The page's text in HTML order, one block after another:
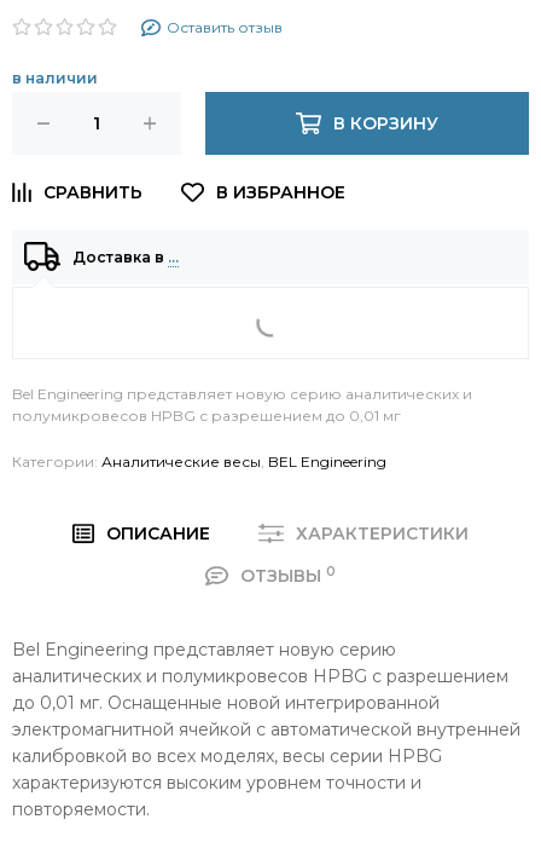
Оставить отзыв
в наличии
В КОРЗИНУ
Доставка в …
Bel Engineering представляет новую серию аналитических и
полумикровесов HPBG с разрешением до 0,01 мг
Категории: Аналитические весы, BEL Engineering
ОПИСАНИЕ
ХАРАКТЕРИСТИКИ
ОТЗЫВЫ 0
Bel Engineering представляет новую серию
аналитических и полумикровесов HPBG с разрешением
до 0,01 мг. Оснащенные новой интегрированной
электромагнитной ячейкой с автоматической внутренней
калибровкой во всех моделях, весы серии HPBG
характеризуются высоким уровнем точности и
повторяемости.